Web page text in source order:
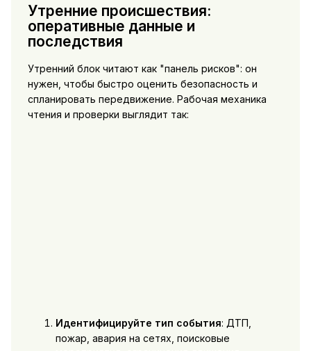
Утренние происшествия:
оперативные данные и
последствия
Утренний блок читают как "панель рисков": он
нужен, чтобы быстро оценить безопасность и
спланировать передвижение. Рабочая механика
чтения и проверки выглядит так:
Идентифицируйте тип события: ДТП,
пожар, авария на сетях, поисковые